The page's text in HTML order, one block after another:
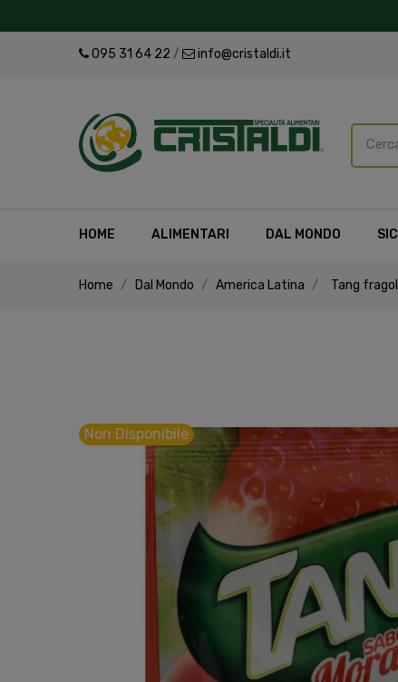
095 31 64 22 / info@cristaldi.it
HOME ALIMENTARI DAL MONDO
Home Dal Mondo America Latina Tang
Non Disponibile